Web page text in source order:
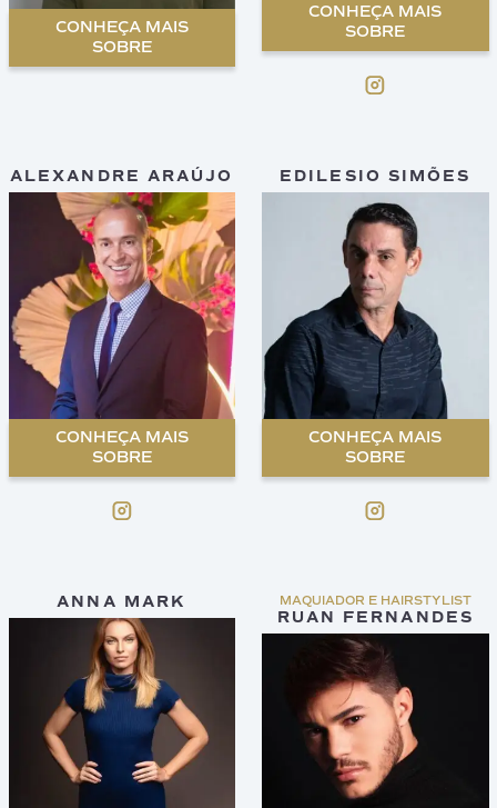
CONHEÇA MAIS
SOBRE
CONHEÇA MAIS
SOBRE
ALEXANDRE ARAÚJO
CONHEÇA MAIS
SOBRE
EDILESIO SIMÕES
CONHEÇA MAIS
SOBRE
ANNA MARK MAQUIADOR E HAIRSTYLIST
RUAN FERNANDES